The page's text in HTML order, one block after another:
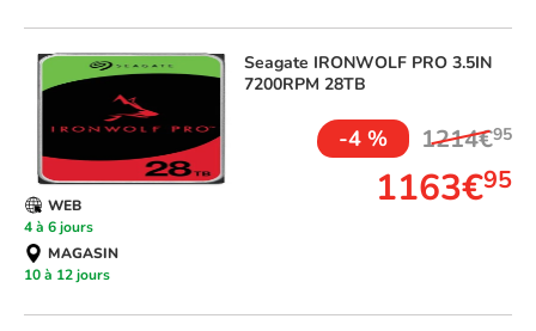
Seagate IRONWOLF PRO 3.5IN
7200RPM 28TB
-4 % 1214€95
1163€95
WEB
4 à 6 jours
MAGASIN
10 à 12 jours